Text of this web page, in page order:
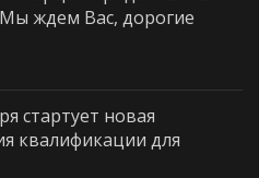
ждем Вас, дорогие
стартует новая
квалификации для